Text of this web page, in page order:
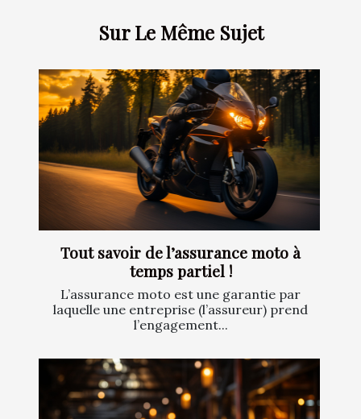
Sur Le Même Sujet
Tout savoir de l’assurance moto à
temps partiel !
L’assurance moto est une garantie par
laquelle une entreprise (l’assureur) prend
l’engagement...